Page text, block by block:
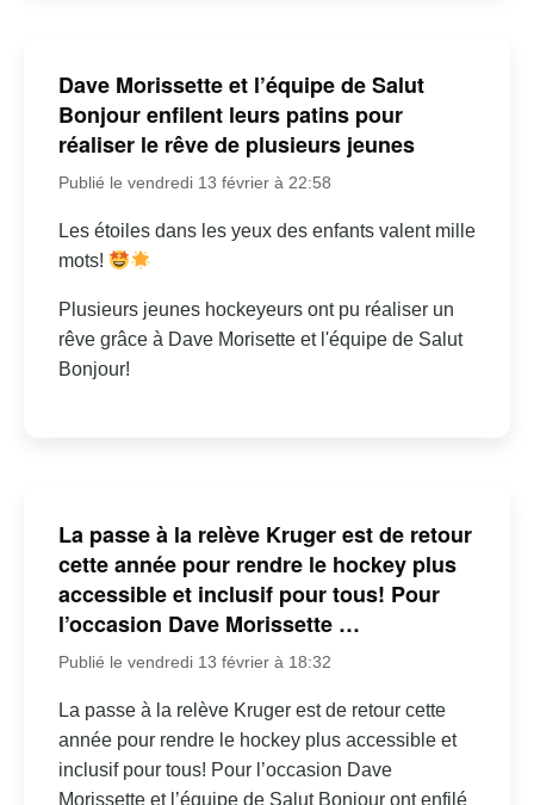
Dave Morissette et l’équipe de Salut
Bonjour enfilent leurs patins pour
réaliser le rêve de plusieurs jeunes
Publié le vendredi 13 février à 22:58
Les étoiles dans les yeux des enfants valent mille
mots!
Plusieurs jeunes hockeyeurs ont pu réaliser un
rêve grâce à Dave Morisette et l'équipe de Salut
Bonjour!
La passe à la relève Kruger est de retour
cette année pour rendre le hockey plus
accessible et inclusif pour tous! Pour
l’occasion Dave Morissette …
Publié le vendredi 13 février à 18:32
La passe à la relève Kruger est de retour cette
année pour rendre le hockey plus accessible et
inclusif pour tous! Pour l’occasion Dave
Morissette et l’équipe de Salut Bonjour ont enfilé